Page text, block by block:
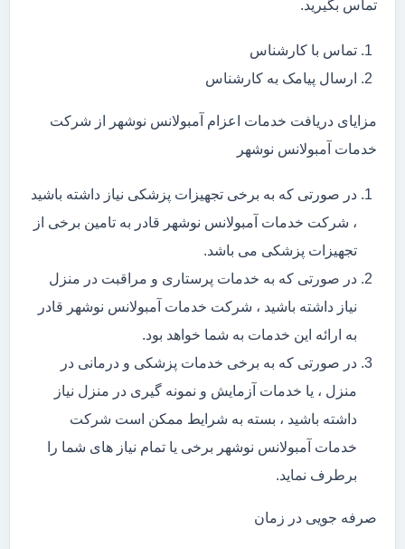
تماس بگیرید.
تماس با کارشناس
ارسال پیامک به کارشناس
مزایای دریافت خدمات اعزام آمبولانس نوشهر از شرکت
خدمات آمبولانس نوشهر
در صورتی که به برخی تجهیزات پزشکی نیاز داشته باشید
، شرکت خدمات آمبولانس نوشهر قادر به تامین برخی از
تجهیزات پزشکی می باشد.
در صورتی که به خدمات پرستاری و مراقبت در منزل
نیاز داشته باشید ، شرکت خدمات آمبولانس نوشهر قادر
به ارائه این خدمات به شما خواهد بود.
در صورتی که به برخی خدمات پزشکی و درمانی در
منزل ، یا خدمات آزمایش و نمونه گیری در منزل نیاز
داشته باشید ، بسته به شرایط ممکن است شرکت
خدمات آمبولانس نوشهر برخی یا تمام نیاز های شما را
برطرف نماید.
صرفه جویی در زمان